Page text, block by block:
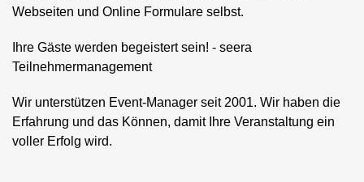
Webseiten und Online Formulare selbst.
Ihre Gäste werden begeistert sein! - seera
Teilnehmermanagement
Wir unterstützen Event-Manager seit 2001. Wir haben die
Erfahrung und das Können, damit Ihre Veranstaltung ein
voller Erfolg wird.